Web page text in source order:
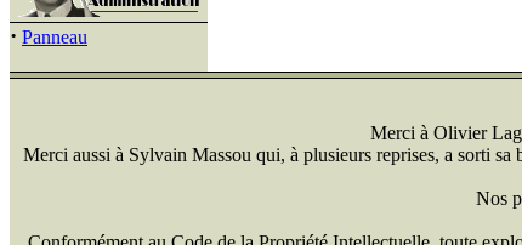
· Panneau
Merci à Olivier
Merci aussi à Sylvain Massou qui, à plusieurs reprises, a sorti
Nos